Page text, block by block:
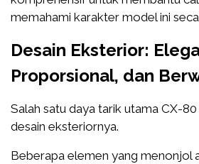
memahami karakter model ini
Desain Eksterior:
Proporsional, dan
Salah satu daya tarik utama CX-
desain eksteriornya.
Beberapa elemen yang menonjol